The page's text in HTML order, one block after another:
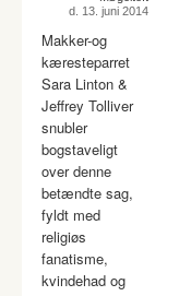
d. 13. juni 2014
Makker-og
kæresteparret
Sara Linton &
Jeffrey Tolliver
snubler
bogstaveligt
over denne
betændte sag,
fyldt med
religiøs
fanatisme,
kvindehad og